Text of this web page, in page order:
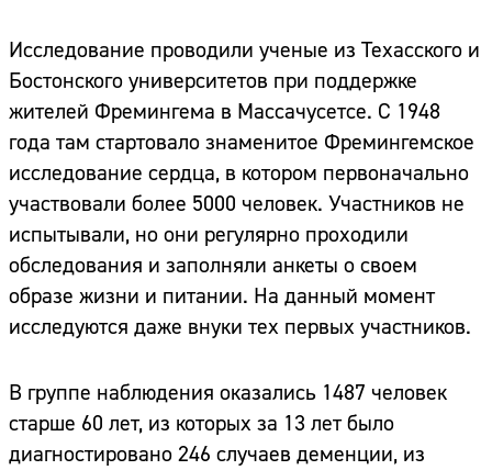
Исследование проводили ученые из Техасского и
Бостонского университетов при поддержке
жителей Фремингема в Массачусетсе. С 1948
года там стартовало знаменитое Фремингемское
исследование сердца, в котором первоначально
участвовали более 5000 человек. Участников не
испытывали, но они регулярно проходили
обследования и заполняли анкеты о своем
образе жизни и питании. На данный момент
исследуются даже внуки тех первых участников.
В группе наблюдения оказались 1487 человек
старше 60 лет, из которых за 13 лет было
диагностировано 246 случаев деменции, из